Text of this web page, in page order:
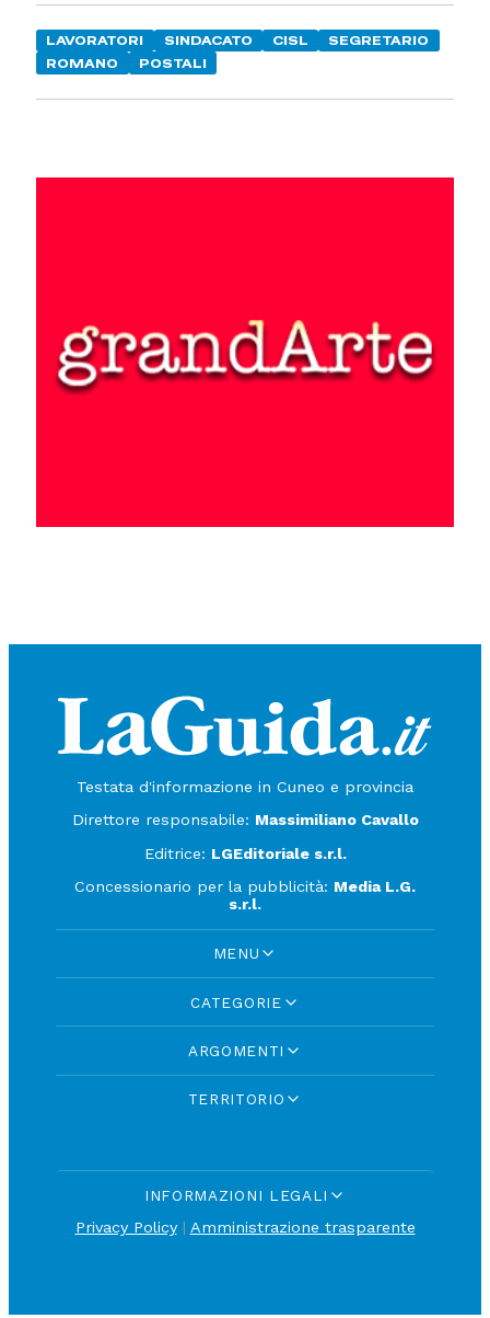
LAVORATORI SINDACATO CISL
SEGRETARIO
ROMANO
POSTALI
Testata d'informazione in Cuneo e provincia
Direttore responsabile: Massimiliano Cavallo
Editrice: LGEditoriale s.r.l.
Concessionario per la pubblicità: Media L.G.
s.r.l.
MENU
CATEGORIE
ARGOMENTI
TERRITORIO
INFORMAZIONI LEGALI
Privacy Policy| Amministrazione trasparente